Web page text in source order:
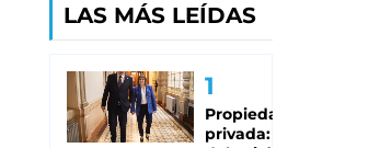
LAS MÁS LEÍDAS
Propiedad
privada: qué se